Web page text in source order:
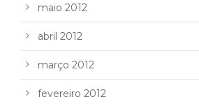
maio 2012
abril 2012
março 2012
fevereiro 2012